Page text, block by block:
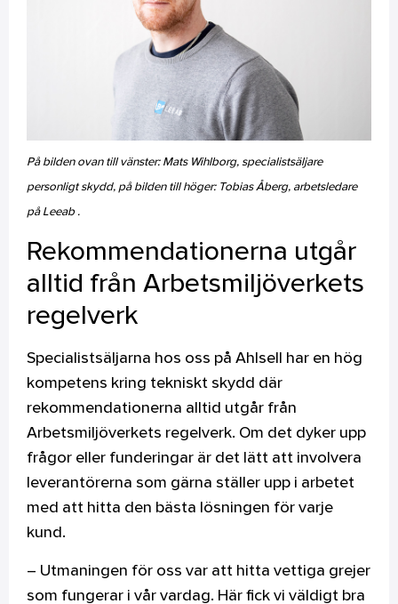
På bilden ovan till vänster: Mats Wihlborg, specialistsäljare
personligt skydd, på bilden till höger: Tobias Åberg, arbetsledare
på Leeab .
Rekommendationerna utgår
alltid från Arbetsmiljöverkets
regelverk
Specialistsäljarna hos oss på Ahlsell har en hög
kompetens kring tekniskt skydd där
rekommendationerna alltid utgår från
Arbetsmiljöverkets regelverk. Om det dyker upp
frågor eller funderingar är det lätt att involvera
leverantörerna som gärna ställer upp i arbetet
med att hitta den bästa lösningen för varje
kund.
– Utmaningen för oss var att hitta vettiga grejer
som fungerar i vår vardag. Här fick vi väldigt bra